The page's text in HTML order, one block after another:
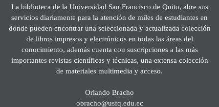
La biblioteca de la Universidad San Francisco de Quito, abre sus
servicios diariamente para la atención de miles de estudiantes en
donde pueden encontrar una seleccionada y actualizada colección
de libros impresos y electrónicos en todas las áreas del
conocimiento, además cuenta con suscripciones a las más
importantes revistas científicas y técnicas, una extensa colección
de materiales multimedia y acceso.
Orlando Bracho
obracho@usfq.edu.ec